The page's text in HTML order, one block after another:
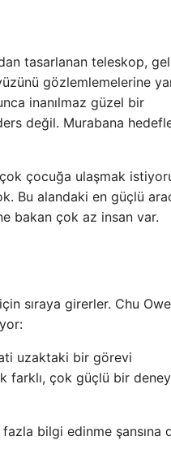
tasarlanan teleskop,
gözlemlemelerine
inanılmaz güzel bir
değil. Murabana
çocuğa ulaşmak
Bu alandaki en güçlü
bakan çok az insan var.
sıraya girerler. Chu
uzaktaki bir görevi
farklı, çok güçlü bir
bilgi edinme şansına